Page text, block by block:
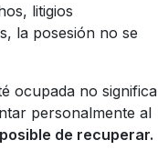
litigios
la posesión no se
ocupada no significa
personalmente al
de recuperar.